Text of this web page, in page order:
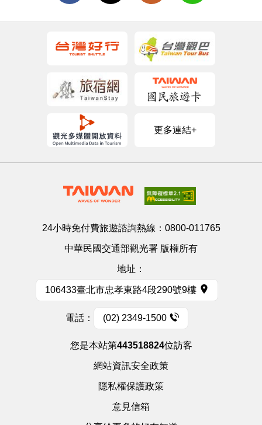
更多連結+
24小時免付費旅遊諮詢熱線： 0800-011765
中華民國交通部觀光署 版權所有
地址：
106433臺北市忠孝東路4段290號9樓
電話： (02) 2349-1500
您是本站第443518824位訪客
網站資訊安全政策
隱私權保護政策
意見信箱